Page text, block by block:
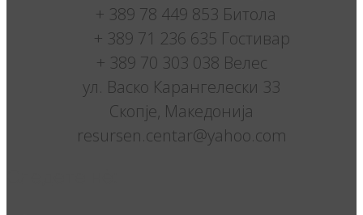
+ 389 78 449 853 Битола
+ 389 71 236 635 Гостивар
+ 389 70 303 038 Велес
ул. Васко Карангелески 33
Скопје, Македонија
resursen.centar@yahoo.com